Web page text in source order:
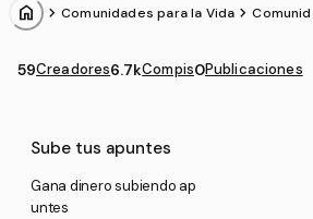
home chevron_forward Comunidades para la Vida chevron_forward
59Creadores6.7kCompis0Publicaciones
Sube tus apuntes
Gana dinero subiendo ap
untes